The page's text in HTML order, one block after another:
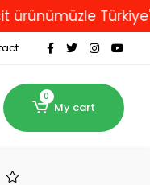
Türkiye'nin
0
My cart